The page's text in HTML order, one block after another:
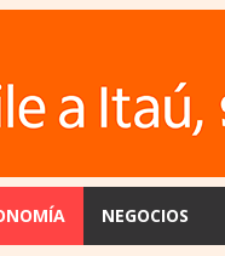
NEGOCIOS